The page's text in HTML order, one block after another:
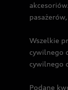
Wszelkie
cywilnego
cywilnego
Podane